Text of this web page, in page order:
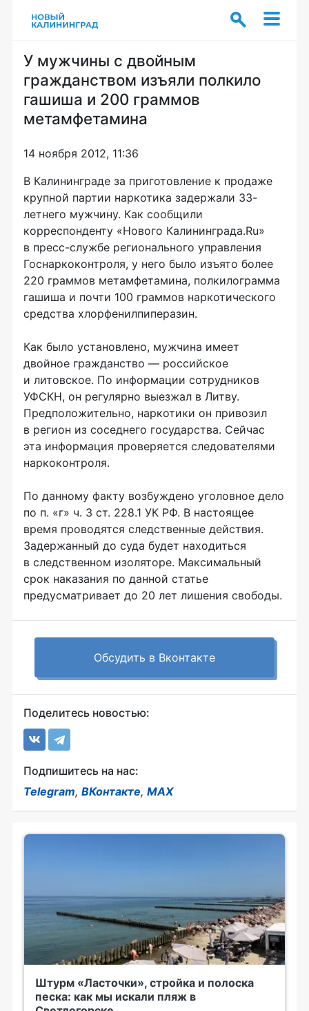
У мужчины с двойным
гражданством изъяли полкило
гашиша и 200 граммов
метамфетамина
14 ноября 2012, 11:36
В Калининграде за приготовление к продаже
крупной партии наркотика задержали 33-
летнего мужчину. Как сообщили
корреспонденту «Нового Калининграда.Ru»
в пресс-службе регионального управления
Госнаркоконтроля, у него было изъято более
220 граммов метамфетамина, полкилограмма
гашиша и почти 100 граммов наркотического
средства хлорфенилпиперазин.
Как было установлено, мужчина имеет
двойное гражданство — российское
и литовское. По информации сотрудников
УФСКН, он регулярно выезжал в Литву.
Предположительно, наркотики он привозил
в регион из соседнего государства. Сейчас
эта информация проверяется следователями
наркоконтроля.
По данному факту возбуждено уголовное дело
по п. «г» ч. 3 ст. 228.1 УК РФ. В настоящее
время проводятся следственные действия.
Задержанный до суда будет находиться
в следственном изоляторе. Максимальный
срок наказания по данной статье
предусматривает до 20 лет лишения свободы.
Обсудить в Вконтакте
Поделитесь новостью:
Подпишитесь на нас:
Telegram, ВКонтакте, MAX
Штурм «Ласточки», стройка и полоска
песка: как мы искали пляж в